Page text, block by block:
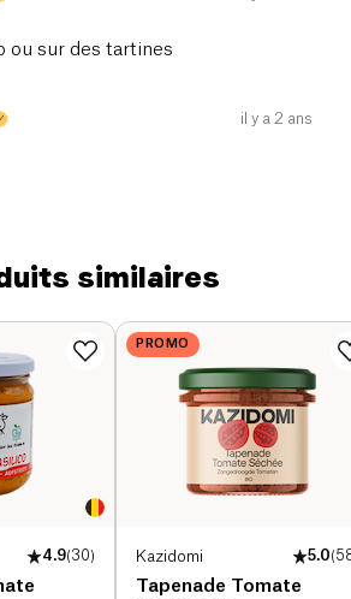
ou sur des tartines
il y a 2 ans
similaires
4.9(30)
PROMO
Kazidomi 5.0(
Tapenade Tomate